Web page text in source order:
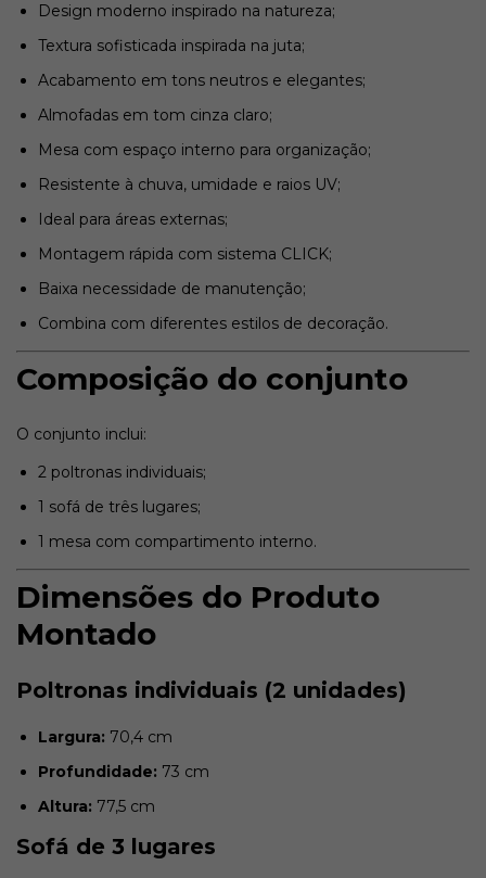
Design moderno inspirado na natureza;
Textura sofisticada inspirada na juta;
Acabamento em tons neutros e elegantes;
Almofadas em tom cinza claro;
Mesa com espaço interno para organização;
Resistente à chuva, umidade e raios UV;
Ideal para áreas externas;
Montagem rápida com sistema CLICK;
Baixa necessidade de manutenção;
Combina com diferentes estilos de decoração.
Composição do conjunto
O conjunto inclui:
2 poltronas individuais;
1 sofá de três lugares;
1 mesa com compartimento interno.
Dimensões do Produto
Montado
Poltronas individuais (2 unidades)
Largura: 70,4 cm
Profundidade: 73 cm
Altura: 77,5 cm
Sofá de 3 lugares